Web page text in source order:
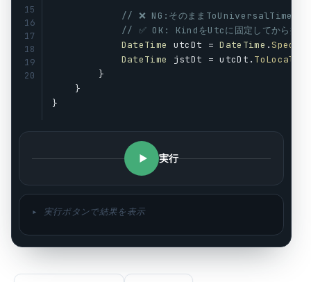
15
16
17
18
19
20
// ❌ NG:そのままToUniversalTime()す
// ✅ OK: KindをUtcに固定してから扱う（
DateTime
utcDt = DateTime .
DateTime
jstDt = utcDt .
        }
    }
}
実行
▸ 実行ボタンで結果を表示